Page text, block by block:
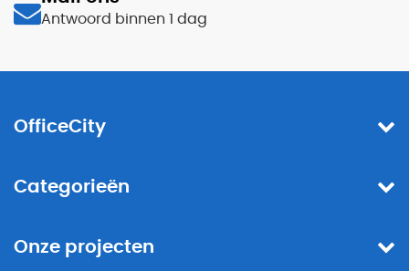
Antwoord binnen 1 dag
OfficeCity
Categorieën
Onze projecten